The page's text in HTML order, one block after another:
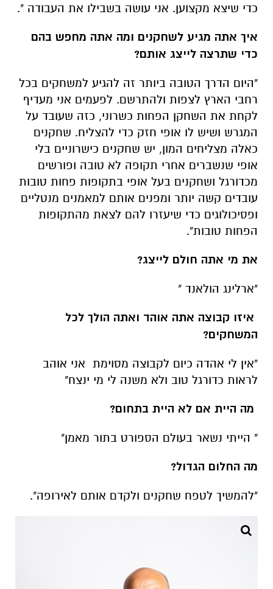
כדי שיצא מקצוען. אני עושה בשבילו את העבודה ".
איך אתה מגיע לשחקנים ומה אתה מחפש בהם
כדי שתרצה לייצג אותם?
"היום הדרך הטובה ביותר זה להגיע למשחקים בכל
רחבי הארץ לצפות ולהתרשם. לפעמים אני מעדיף
לקחת את השחקן הפחות כשרוני, כזה שעובד על
המגרש ושיש לו אופי חזק כדי להצליח. שחקנים
כאלה מצליחים המון, יש שחקנים כישרוניים בלי
אופי שנשברים אחרי תקופה לא טובה ופורשים
מכדורגל ושחקנים בעל אופי בתקופות פחות טובות
עובדים קשה יותר ומפנים אותם למאמנים מנטליים
ופסיכולוגים כדי שיעזרו להם לצאת מהתקופות
הפחות טובות".
את מי אתה חולם לייצג?
"ארלינג הולאנד "
איזו קבוצה אתה אוהד ואתה הולך לכל
המשחקים?
"אין לי אהדה כיום לקבוצה מסוימת אני אוהב
לראות כדורגל טוב ולא משנה לי מי ינצח"
מה היית אם לא היית בתחום?
" הייתי נשאר בעולם הספורט בתור מאמן"
מה החלום הגדול?
"להמשיך לטפח שחקנים ולקדם אותם לאירופה".